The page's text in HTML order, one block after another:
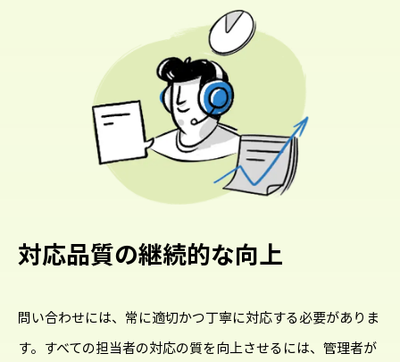
対応品質の継続的な向上
問い合わせには、常に適切かつ丁寧に対応する必要がありま
す。すべての担当者の対応の質を向上させるには、管理者が